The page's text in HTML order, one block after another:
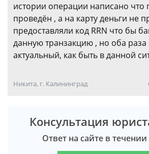
истории операции написано что
проведён , а на карту деньги не
предоставляли код RRN что бы
данную транзакцию , но оба
актуальный, как быть в данной
Никита, г. Калининград
Консультация
Ответ на сайте в